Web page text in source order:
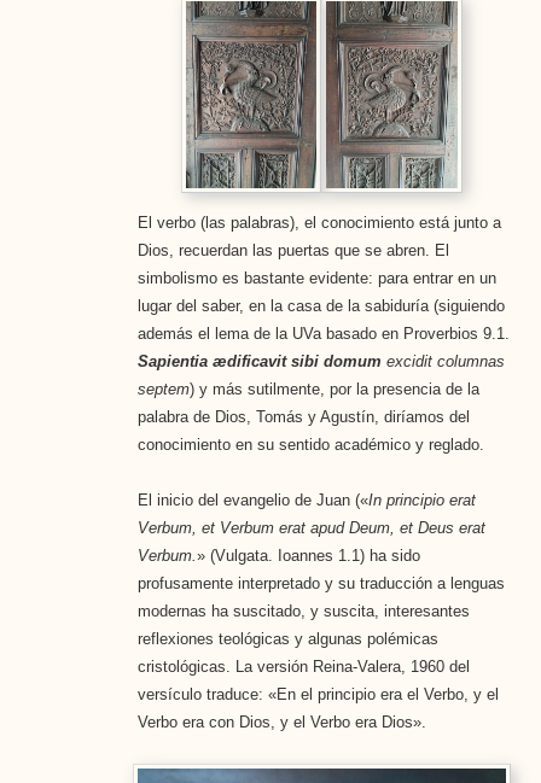
El verbo (las palabras), el conocimiento está junto a
Dios, recuerdan las puertas que se abren. El
simbolismo es bastante evidente: para entrar en un
lugar del saber, en la casa de la sabiduría (siguiendo
además el lema de la UVa basado en Proverbios 9.1.
Sapientia ædificavit sibi domum excidit columnas
septem) y más sutilmente, por la presencia de la
palabra de Dios, Tomás y Agustín, diríamos del
conocimiento en su sentido académico y reglado.
El inicio del evangelio de Juan («In principio erat
Verbum, et Verbum erat apud Deum, et Deus erat
Verbum.» (Vulgata. Ioannes 1.1) ha sido
profusamente interpretado y su traducción a lenguas
modernas ha suscitado, y suscita, interesantes
reflexiones teológicas y algunas polémicas
cristológicas. La versión Reina-Valera, 1960 del
versículo traduce: «En el principio era el Verbo, y el
Verbo era con Dios, y el Verbo era Dios».